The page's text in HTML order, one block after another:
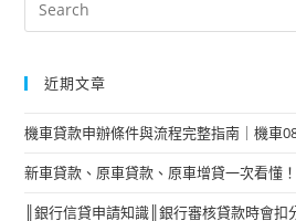
近期文章
機車貸款申辦條件與流程完整指南｜機車
新車貸款、原車貸款、原車增貸一次看懂！
║銀行信貸申請知識║銀行審核貸款時會扣